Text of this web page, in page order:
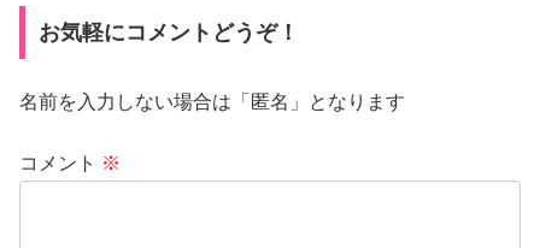
お気軽にコメントどうぞ！
名前を入力しない場合は「匿名」となります
コメント ※